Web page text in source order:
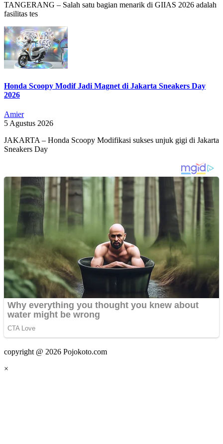
TANGERANG – Salah satu bagian menarik di GIIAS 2026 adalah
fasilitas tes
Honda Scoopy Modif Jadi Magnet di Jakarta Sneakers Day
2026
Amier
5 Agustus 2026
JAKARTA – Honda Scoopy Modifikasi sukses unjuk gigi di Jakarta
Sneakers Day
copyright @ 2026 Pojokoto.com
×